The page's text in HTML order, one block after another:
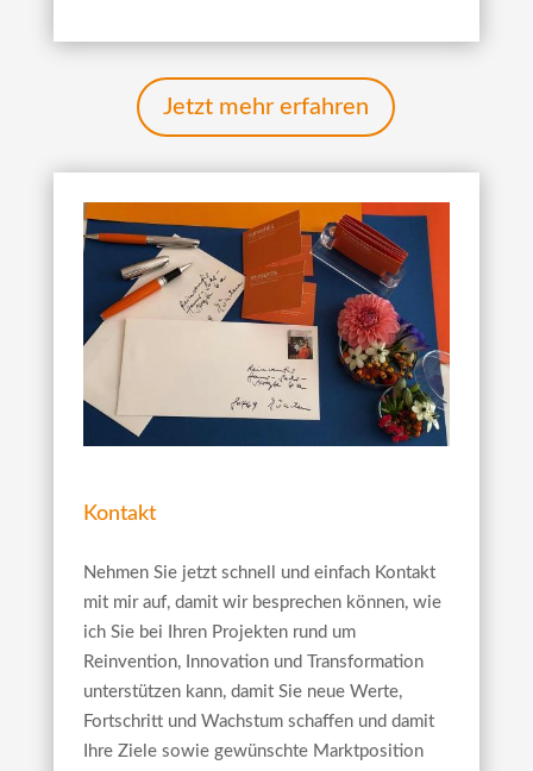
Jetzt mehr erfahren
Kontakt
Nehmen Sie jetzt schnell und einfach Kontakt
mit mir auf, damit wir besprechen können, wie
ich Sie bei Ihren Projekten rund um
Reinvention, Innovation und Transformation
unterstützen kann, damit Sie neue Werte,
Fortschritt und Wachstum schaffen und damit
Ihre Ziele sowie gewünschte Marktposition